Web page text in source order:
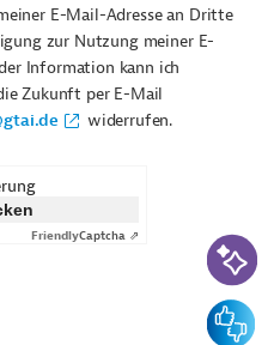
E-Mail-Adresse an Dritte
zur Nutzung meiner E-
Information kann ich
Zukunft per E-Mail
widerrufen.
FriendlyCaptcha ⇗ KI-